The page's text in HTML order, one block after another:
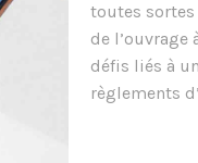
toutes
de l’ouvrage
défis liés à
règlements